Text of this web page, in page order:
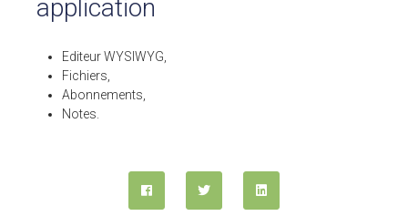
+33 4 76 09 31 61
application
Editeur WYSIWYG,
Fichiers,
Abonnements,
Notes.